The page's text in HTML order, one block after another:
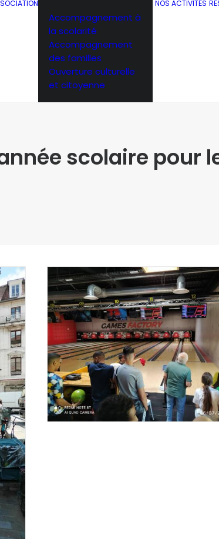
Accompagnement à
la scolarité
Accompagnement
des familles
Ouverture culturelle
et citoyenne
NOS ACTIVITÉS
scolaire pour